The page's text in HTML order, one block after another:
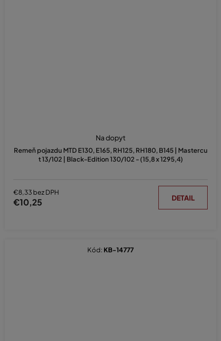
Remeň pojazdu MTD E130, E165, RH125, RH180, B145 | Mastercu
t 13/102 | Black-Edition 130/102 - (15,8 x 1295,4)
Na dopyt
€8,33 bez DPH
€10,25 DETAIL
Kód: KB-14777